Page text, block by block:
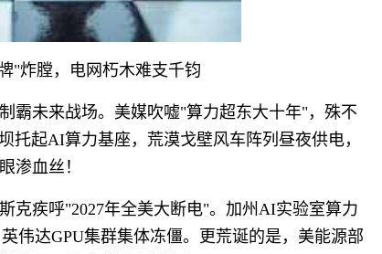
"炸膛，电网朽木难支千钧
霸未来战场。美媒吹嘘"算力超东大十年"，殊不
起AI算力基座，荒漠戈壁风车阵列昼夜供电，
渗血丝！
克疾呼"2027年全美大断电"。加州AI实验室算力
伟达GPU集群集体冻僵。更荒诞的是，美能源部